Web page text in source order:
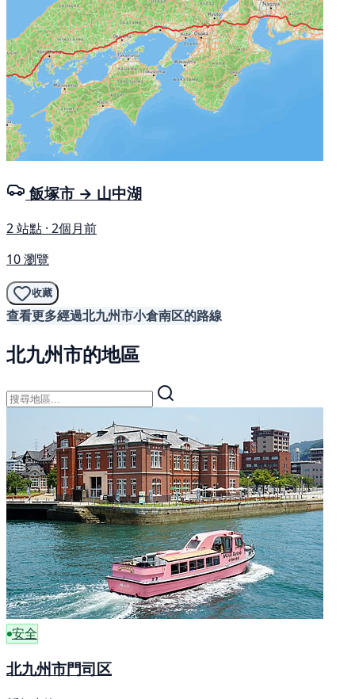
飯塚市 → 山中湖
2 站點 · 2個月前
10 瀏覽
收藏
查看更多經過北九州市小倉南区的路線
北九州市的地區
安全
北九州市門司区